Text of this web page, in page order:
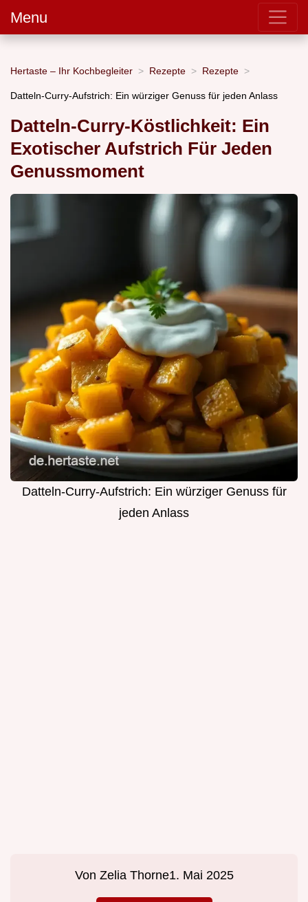
Menu
Hertaste – Ihr Kochbegleiter Rezepte Rezepte
Datteln-Curry-Aufstrich: Ein würziger Genuss für jeden Anlass
Datteln-Curry-Köstlichkeit: Ein
Exotischer Aufstrich Für Jeden
Genussmoment
Datteln-Curry-Aufstrich: Ein würziger Genuss für
jeden Anlass
Von Zelia Thorne1. Mai 2025